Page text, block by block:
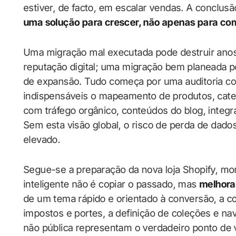
estiver, de facto, em escalar vendas. A
uma solução para crescer, não apenas para
Uma migração mal executada pode destruir
reputação digital; uma migração bem planeada
de expansão. Tudo começa por uma auditoria
indispensáveis o mapeamento de produtos,
com tráfego orgânico, conteúdos do blog,
Sem esta visão global, o risco de perda de
elevado.
Segue-se a preparação da nova loja Shopify,
inteligente não é copiar o passado, mas
de um tema rápido e orientado à conversão, a
impostos e portes, a definição de coleções e
não pública representam o verdadeiro ponto